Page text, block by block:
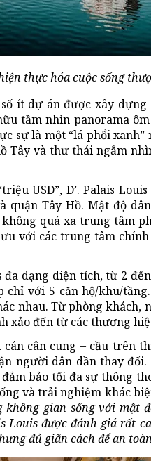
thực hóa cuộc sống
ít dự án được xây
tầm nhìn panorama
sự là một “lá phổi
Tây và thư thái ngắm
USD”, D’. Palais
quận Tây Hồ. Mật độ
quá xa trung tâm
với các trung tâm
đa dạng diện tích, từ 2
chỉ với 5 căn hộ/khu/
nhau. Từ phòng khách,
xảo đến từ các thương
cán cân cung – cầu trên
người dân dần thay
bảo tối đa sự thông
và trải nghiệm khác
không gian sống với mật
Louis được đánh giá rất
đủ giãn cách để an